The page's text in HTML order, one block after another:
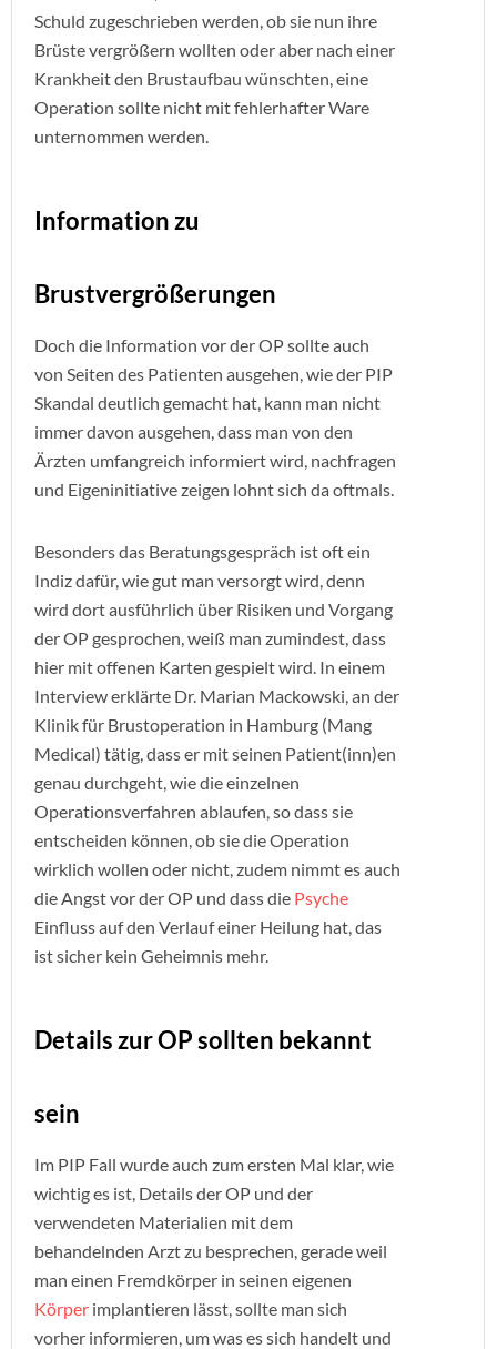
Schuld zugeschrieben werden, ob sie nun ihre
Brüste vergrößern wollten oder aber nach einer
Krankheit den Brustaufbau wünschten, eine
Operation sollte nicht mit fehlerhafter Ware
unternommen werden.
Information zu
Brustvergrößerungen
Doch die Information vor der OP sollte auch
von Seiten des Patienten ausgehen, wie der PIP
Skandal deutlich gemacht hat, kann man nicht
immer davon ausgehen, dass man von den
Ärzten umfangreich informiert wird, nachfragen
und Eigeninitiative zeigen lohnt sich da oftmals.
Besonders das Beratungsgespräch ist oft ein
Indiz dafür, wie gut man versorgt wird, denn
wird dort ausführlich über Risiken und Vorgang
der OP gesprochen, weiß man zumindest, dass
hier mit offenen Karten gespielt wird. In einem
Interview erklärte Dr. Marian Mackowski, an der
Klinik für Brustoperation in Hamburg (Mang
Medical) tätig, dass er mit seinen Patient(inn)en
genau durchgeht, wie die einzelnen
Operationsverfahren ablaufen, so dass sie
entscheiden können, ob sie die Operation
wirklich wollen oder nicht, zudem nimmt es auch
die Angst vor der OP und dass die Psyche
Einfluss auf den Verlauf einer Heilung hat, das
ist sicher kein Geheimnis mehr.
Details zur OP sollten bekannt
sein
Im PIP Fall wurde auch zum ersten Mal klar, wie
wichtig es ist, Details der OP und der
verwendeten Materialien mit dem
behandelnden Arzt zu besprechen, gerade weil
man einen Fremdkörper in seinen eigenen
Körper implantieren lässt, sollte man sich
vorher informieren, um was es sich handelt und